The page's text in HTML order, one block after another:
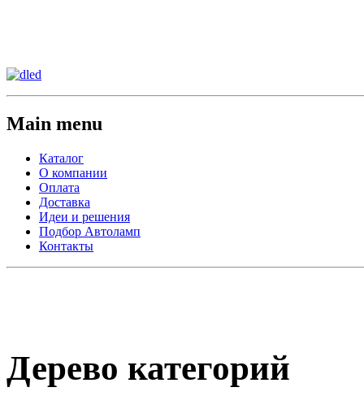
Main menu
Каталог
О компании
Оплата
Доставка
Идеи и решения
Подбор Автоламп
Контакты
Дерево категорий